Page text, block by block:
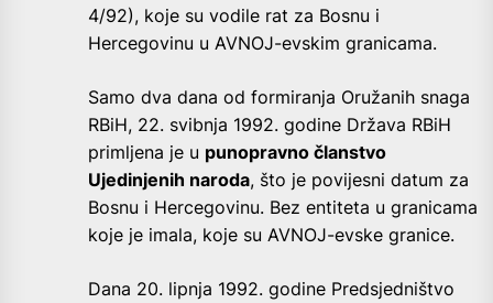
4/92), koje su vodile rat za Bosnu i
Hercegovinu u AVNOJ-evskim granicama.
Samo dva dana od formiranja Oružanih snaga
RBiH, 22. svibnja 1992. godine Država RBiH
primljena je u punopravno članstvo
Ujedinjenih naroda, što je povijesni datum za
Bosnu i Hercegovinu. Bez entiteta u granicama
koje je imala, koje su AVNOJ-evske granice.
Dana 20. lipnja 1992. godine Predsjedništvo